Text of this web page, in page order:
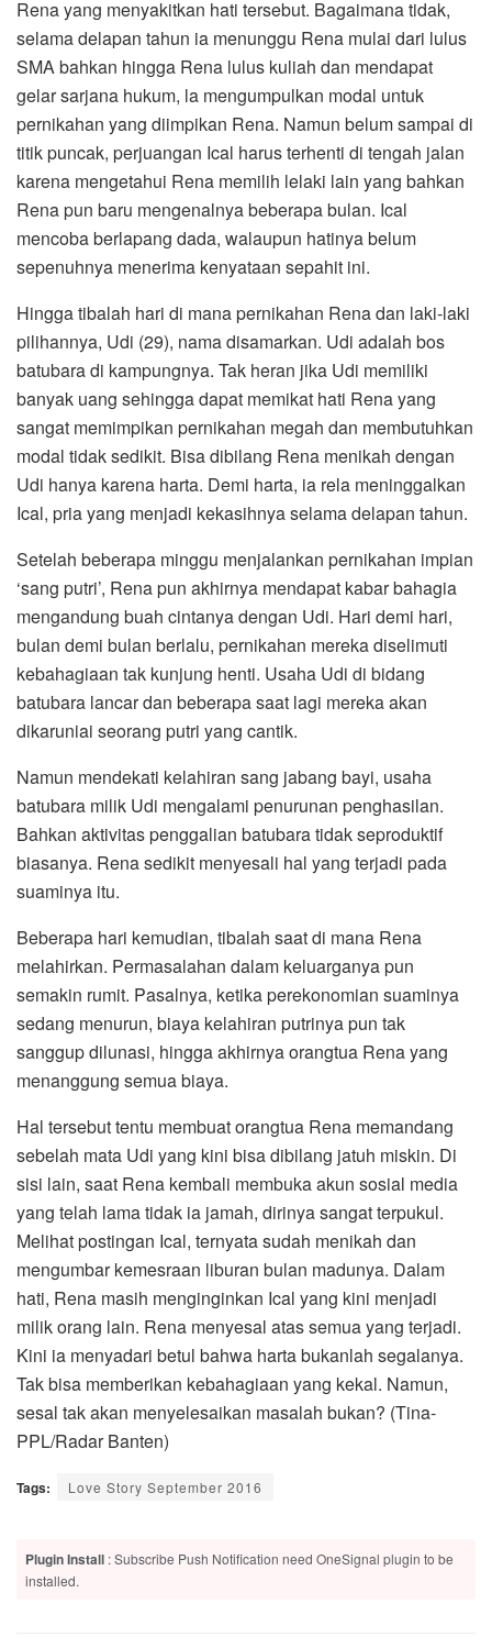
Rena yang menyakitkan hati tersebut. Bagaimana tidak,
selama delapan tahun ia menunggu Rena mulai dari lulus
SMA bahkan hingga Rena lulus kuliah dan mendapat
gelar sarjana hukum, la mengumpulkan modal untuk
pernikahan yang diimpikan Rena. Namun belum sampai di
titik puncak, perjuangan Ical harus terhenti di tengah jalan
karena mengetahui Rena memilih lelaki lain yang bahkan
Rena pun baru mengenalnya beberapa bulan. Ical
mencoba berlapang dada, walaupun hatinya belum
sepenuhnya menerima kenyataan sepahit ini.
Hingga tibalah hari di mana pernikahan Rena dan laki-laki
pilihannya, Udi (29), nama disamarkan. Udi adalah bos
batubara di kampungnya. Tak heran jika Udi memiliki
banyak uang sehingga dapat memikat hati Rena yang
sangat memimpikan pernikahan megah dan membutuhkan
modal tidak sedikit. Bisa dibilang Rena menikah dengan
Udi hanya karena harta. Demi harta, ia rela meninggalkan
Ical, pria yang menjadi kekasihnya selama delapan tahun.
Setelah beberapa minggu menjalankan pernikahan impian
‘sang putri’, Rena pun akhirnya mendapat kabar bahagia
mengandung buah cintanya dengan Udi. Hari demi hari,
bulan demi bulan berlalu, pernikahan mereka diselimuti
kebahagiaan tak kunjung henti. Usaha Udi di bidang
batubara lancar dan beberapa saat lagi mereka akan
dikaruniai seorang putri yang cantik.
Namun mendekati kelahiran sang jabang bayi, usaha
batubara milik Udi mengalami penurunan penghasilan.
Bahkan aktivitas penggalian batubara tidak seproduktif
biasanya. Rena sedikit menyesali hal yang terjadi pada
suaminya itu.
Beberapa hari kemudian, tibalah saat di mana Rena
melahirkan. Permasalahan dalam keluarganya pun
semakin rumit. Pasalnya, ketika perekonomian suaminya
sedang menurun, biaya kelahiran putrinya pun tak
sanggup dilunasi, hingga akhirnya orangtua Rena yang
menanggung semua biaya.
Hal tersebut tentu membuat orangtua Rena memandang
sebelah mata Udi yang kini bisa dibilang jatuh miskin. Di
sisi lain, saat Rena kembali membuka akun sosial media
yang telah lama tidak ia jamah, dirinya sangat terpukul.
Melihat postingan Ical, ternyata sudah menikah dan
mengumbar kemesraan liburan bulan madunya. Dalam
hati, Rena masih menginginkan Ical yang kini menjadi
milik orang lain. Rena menyesal atas semua yang terjadi.
Kini ia menyadari betul bahwa harta bukanlah segalanya.
Tak bisa memberikan kebahagiaan yang kekal. Namun,
sesal tak akan menyelesaikan masalah bukan? (Tina-
PPL/Radar Banten)
Tags: Love Story September 2016
Plugin Install : Subscribe Push Notification need OneSignal plugin to be
installed.